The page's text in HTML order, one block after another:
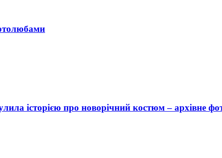
історією про новорічний костюм – архівне